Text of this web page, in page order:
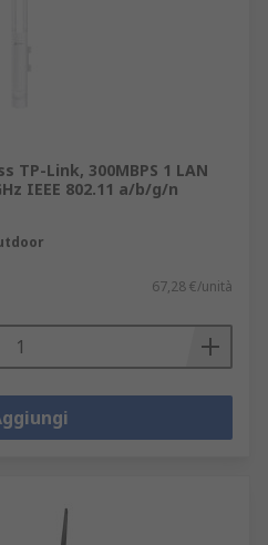
TP-Link, 300MBPS 1 LAN
IEEE 802.11 a/b/g/n
67,28 €/unità